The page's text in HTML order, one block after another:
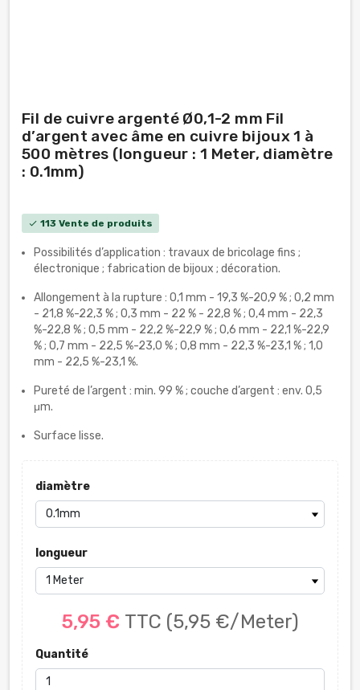
Fil de cuivre argenté Ø0,1-2 mm Fil
d’argent avec âme en cuivre bijoux 1 à
500 mètres (longueur : 1 Meter, diamètre
: 0.1mm)
check 113 Vente de produits
Possibilités d’application : travaux de bricolage fins ;
électronique ; fabrication de bijoux ; décoration.
Allongement à la rupture : 0,1 mm - 19,3 %-20,9 % ; 0,2 mm
- 21,8 %-22,3 % ; 0,3 mm - 22 % - 22,8 % ; 0,4 mm - 22,3
%-22,8 % ; 0,5 mm - 22,2 %-22,9 % ; 0,6 mm - 22,1 %-22,9
% ; 0,7 mm - 22,5 %-23,0 % ; 0,8 mm - 22,3 %-23,1 % ; 1,0
mm - 22,5 %-23,1 %.
Pureté de l’argent : min. 99 % ; couche d’argent : env. 0,5
μm.
Surface lisse.
diamètre
longueur
5,95 € TTC (5,95 €/Meter)
Quantité